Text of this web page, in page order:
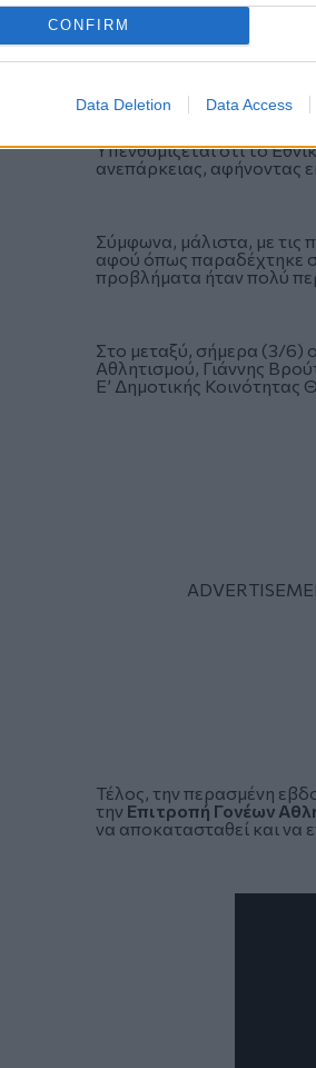
CONFIRM
Data Deletion Data Access
Υπενθυμίζεται ότιτο
ανεπάρκειας, αφήνοντας
Σύμφωνα, μάλιστα, με τις
αφού όπως παραδέχτηκε
προβλήματα ήταν πολύ
Στο μεταξύ, σήμερα (3/6)
Αθλητισμού, Γιάννης
Ε’ Δημοτικής
Τέλος, την περασμένη
την Επιτροπή Γονέων
να αποκατασταθεί και να